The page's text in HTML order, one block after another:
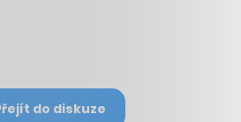
do diskuze